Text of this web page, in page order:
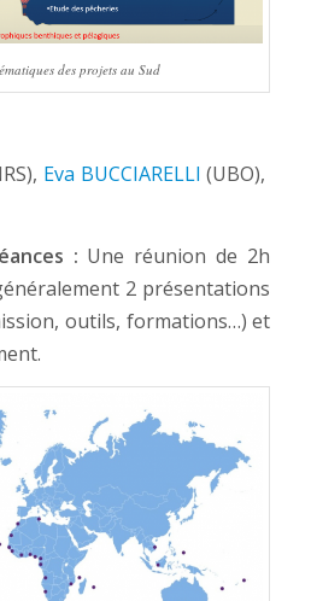
des projets au Sud
Eva BUCCIARELLI (UBO),
: Une réunion de 2h
2 présentations
outils, formations…) et